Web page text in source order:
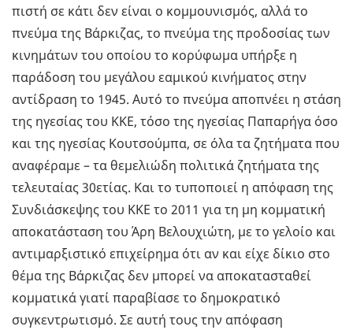
πιστή σε κάτι δεν είναι ο κομμουνισμός, αλλά το
πνεύμα της Βάρκιζας, το πνεύμα της προδοσίας των
κινημάτων του οποίου το κορύφωμα υπήρξε η
παράδοση του μεγάλου εαμικού κινήματος στην
αντίδραση το 1945. Αυτό το πνεύμα αποπνέει η στάση
της ηγεσίας του ΚΚΕ, τόσο της ηγεσίας Παπαρήγα όσο
και της ηγεσίας Κουτσούμπα, σε όλα τα ζητήματα που
αναφέραμε – τα θεμελιώδη πολιτικά ζητήματα της
τελευταίας 30ετίας. Και το τυποποιεί η απόφαση της
Συνδιάσκεψης του ΚΚΕ το 2011 για τη μη κομματική
αποκατάσταση του Άρη Βελουχιώτη, με το γελοίο και
αντιμαρξιστικό επιχείρημα ότι αν και είχε δίκιο στο
θέμα της Βάρκιζας δεν μπορεί να αποκατασταθεί
κομματικά γιατί παραβίασε το δημοκρατικό
συγκεντρωτισμό. Σε αυτή τους την απόφαση